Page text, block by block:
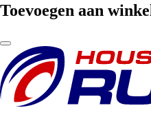
Toevoegen aan